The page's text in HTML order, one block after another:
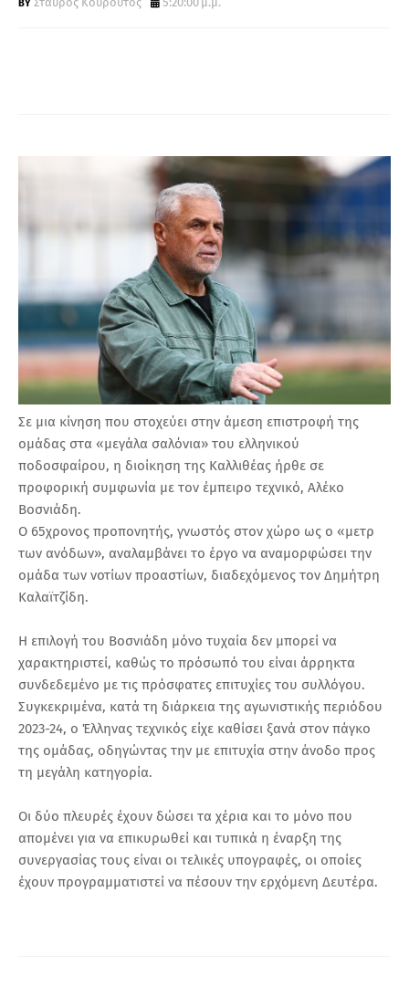
Σε μια κίνηση που στοχεύει στην άμεση επιστροφή της
ομάδας στα «μεγάλα σαλόνια» του ελληνικού
ποδοσφαίρου, η διοίκηση της Καλλιθέας ήρθε σε
προφορική συμφωνία με τον έμπειρο τεχνικό, Αλέκο
Βοσνιάδη.
Ο 65χρονος προπονητής, γνωστός στον χώρο ως ο «μετρ
των ανόδων», αναλαμβάνει το έργο να αναμορφώσει την
ομάδα των νοτίων προαστίων, διαδεχόμενος τον Δημήτρη
Καλαϊτζίδη.
Η επιλογή του Βοσνιάδη μόνο τυχαία δεν μπορεί να
χαρακτηριστεί, καθώς το πρόσωπό του είναι άρρηκτα
συνδεδεμένο με τις πρόσφατες επιτυχίες του συλλόγου.
Συγκεκριμένα, κατά τη διάρκεια της αγωνιστικής περιόδου
2023-24, ο Έλληνας τεχνικός είχε καθίσει ξανά στον πάγκο
της ομάδας, οδηγώντας την με επιτυχία στην άνοδο προς
τη μεγάλη κατηγορία.
Οι δύο πλευρές έχουν δώσει τα χέρια και το μόνο που
απομένει για να επικυρωθεί και τυπικά η έναρξη της
συνεργασίας τους είναι οι τελικές υπογραφές, οι οποίες
έχουν προγραμματιστεί να πέσουν την ερχόμενη Δευτέρα.